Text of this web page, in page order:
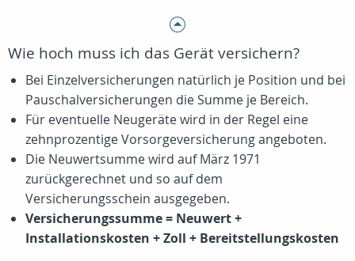
Wie hoch muss ich das Gerät versichern?
Bei Einzelversicherungen natürlich je Position und bei
Pauschalversicherungen die Summe je Bereich.
Für eventuelle Neugeräte wird in der Regel eine
zehnprozentige Vorsorgeversicherung angeboten.
Die Neuwertsumme wird auf März 1971
zurückgerechnet und so auf dem
Versicherungsschein ausgegeben.
Versicherungssumme = Neuwert +
Installationskosten + Zoll + Bereitstellungskosten